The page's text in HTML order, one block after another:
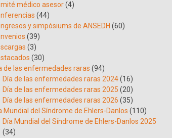
médico asesor(4)
(44)
y simpósiums de ANSEDH (60)
(39)
(3)
(30)
de las enfermedades raras (94)
Día de las enfermedades raras 2024(16)
Día de las enfermedades raras 2025 (20)
Día de las enfermedades raras 2026 (35)
Mundial del Síndrome de Ehlers-Danlos (110)
Día Mundial del Síndrome de Ehlers-Danlos 2025
(34)